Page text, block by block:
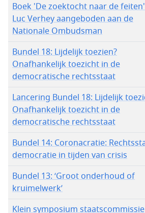
Boek 'De zoektocht naar de
Luc Verhey aangeboden aan de
Nationale Ombudsman
Bundel 18: Lijdelijk toezien?
Onafhankelijk toezicht in de
democratische rechtsstaat
Lancering Bundel 18: Lijdelijk
Onafhankelijk toezicht in de
democratische rechtsstaat
Bundel 14: Coronacratie:
democratie in tijden van crisis
Bundel 13: ‘Groot onderhoud of
kruimelwerk’
Klein symposium staatscommissie